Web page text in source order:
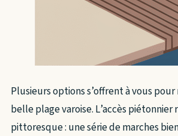
Plusieurs options s’offrent à vous
belle plage varoise. L’accès
pittoresque : une série de marches